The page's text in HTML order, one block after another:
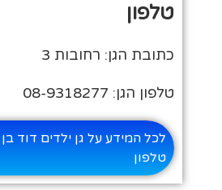
טלפון
כתובת הגן: רחובות 3
טלפון הגן: 08-9318277
לכל המידע על גן ילדים דוד בן
טלפון